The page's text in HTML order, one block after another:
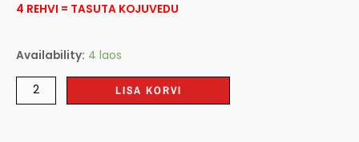
4 REHVI = TASUTA KOJUVEDU
Availability: 4 laos
LISA KORVI